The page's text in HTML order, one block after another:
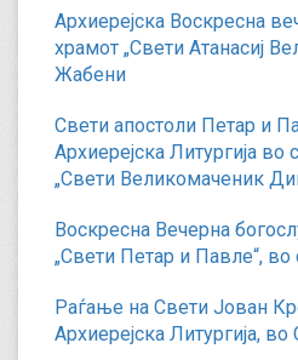
Архиерејска Воскресна
храмот „Свети Атанасиј
Жабени
Свети апостоли Петар и
Архиерејска Литургија во
„Свети Великомаченик
Воскресна Вечерна
„Свети Петар и Павле“,
Раѓање на Свети Јован
Архиерејска Литургија, во